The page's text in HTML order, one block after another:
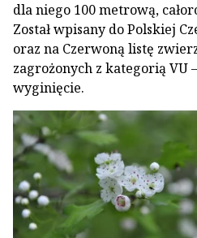
dla niego 100 metrową,
Został wpisany do Polskiej
oraz na Czerwoną listę
zagrożonych z kategorią VU
wyginięcie.